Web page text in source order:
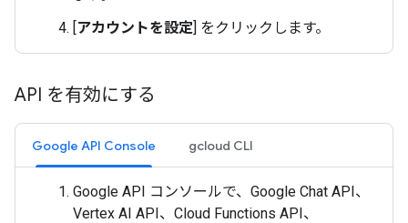
アカウントを設定 ] をクリックします。
API を有効にする
Google API Console gcloud CLI
Google API コンソールで、Google Chat API、
Vertex AI API、Cloud Functions API、